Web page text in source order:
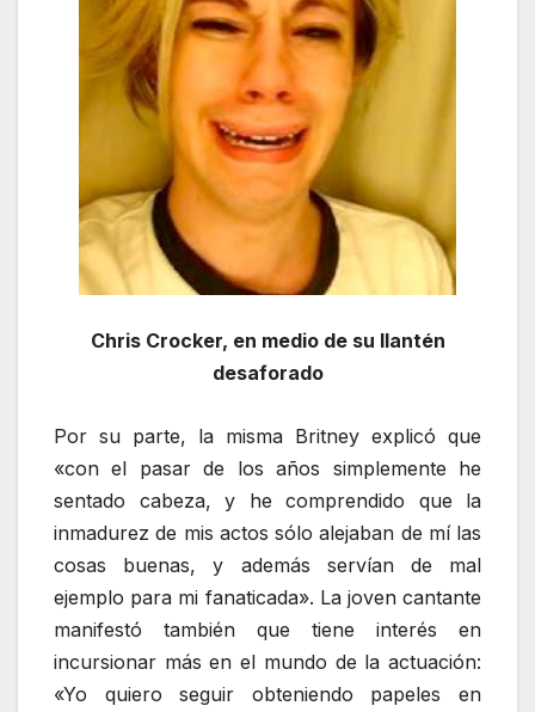
Chris Crocker, en medio de su llantén
desaforado
Por su parte, la misma Britney explicó que
«con el pasar de los años simplemente he
sentado cabeza, y he comprendido que la
inmadurez de mis actos sólo alejaban de mí las
cosas buenas, y además servían de mal
ejemplo para mi fanaticada». La joven cantante
manifestó también que tiene interés en
incursionar más en el mundo de la actuación:
«Yo quiero seguir obteniendo papeles en